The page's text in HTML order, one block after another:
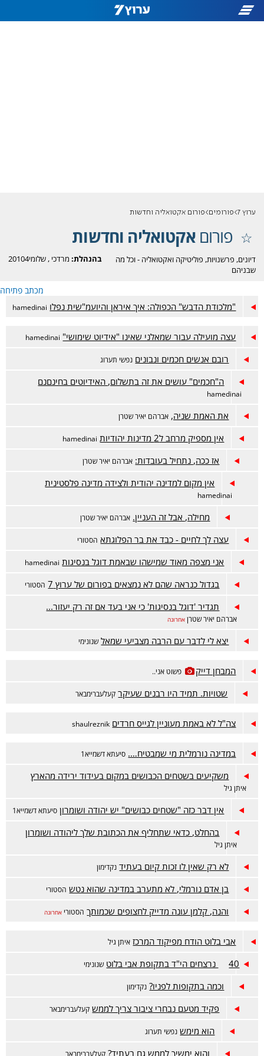
ערוץ 7 פורומים פורום אקטואליה וחדשות
פורוםאקטואליה וחדשות
בהנהלת: מרדכי ,שלומי20104
דיונים, פרשנויות, פוליטיקה ואקטואליה - וכל מה
שבניהם
מכתב פתיחה
"מלכודת הדבש" הכפולה: איך איראן והיועמ"שית נפלו hamedinai
עצה מועילה עבור שמאלני שאינו "אידיוט שימושי" hamedinai
רובם אנשים חכמים ונבונים נפשי תערוג
ה"חכמים" עושים את זה בתשלום, האידיוטים בחינםנם
hamedinai
את האמת שניה, אברהם יאיר שטרן
אין מספיק מרחב ל2 מדינות יהודיות hamedinai
אז ככה, נתחיל בעובדות: אברהם יאיר שטרן
אין מקום למדינה יהודית ולצידה מדינה פלסטינית
hamedinai
מחילה, אבל זה העניין. אברהם יאיר שטרן
עצה לך לחיים - כבד את בר הפלוגתא הסטורי
אני מצפה מאוד שמישהו שבאמת דוגל בנסיגות hamedinai
בגדול כנראה שהם לא נמצאים בפורום של ערוץ 7 הסטורי
תגדיר 'דוגל בנסיגות' כי אני בעד אם זה רק יעזור...
אברהם יאיר שטרן אחרונה
יצא לי לדבר עם הרבה מצביעי שמאל שנונימי
המבחן דייק פשוט אני..
שטויות. תמיד היו רבנים שעיקר קעלעברימבאר
צה"ל לא באמת מעוניין לגייס חרדים shaulreznik
במדינה נורמלית מי שמבטיח…. סיעתא דשמייא1
משקיעים בשטחים הכבושים במקום בעידוד ירידה מהארץ
איתן גיל
אין דבר כזה "שטחים כבושים" יש יהודה ושומרון סיעתא דשמייא1
בהחלט, כדאי שתחליף את הכתובת שלך ליהודה ושומרון
איתן גיל
לא רק שאין לו זכות קיום בעתיד נקדימון
בן אדם נורמלי, לא מתערב במדינה שהוא נטש הסטורי
והנה, קלמן עונה מדייק לחצופים שכמותך הסטורי אחרונה
אבי בלוט הודח מפיקוד המרכז איתן גיל
40 נרצחים הי"ד בתקופת אבי בלוט שנונימי
וכמה בתקופות לפניו? נקדימון
פקיד מטעם נבחרי ציבור צריך לממש קעלעברימבאר
הוא מימש נפשי תערוג
והוא ימשיך לממש גם בעתיד? קעלעברימבאר